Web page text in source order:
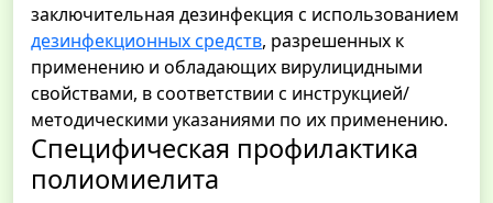
заключительная дезинфекция с использованием
дезинфекционных средств, разрешенных к
применению и обладающих вирулицидными
свойствами, в соответствии с инструкцией/
методическими указаниями по их применению.
Специфическая профилактика
полиомиелита